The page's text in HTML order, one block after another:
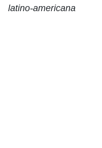
latino-americana